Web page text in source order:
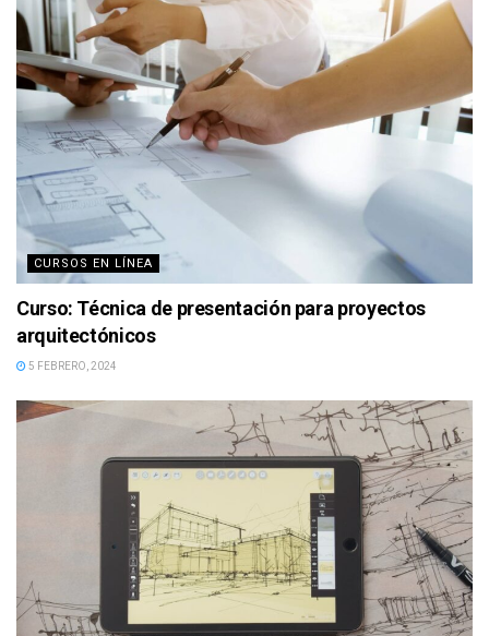
CURSOS EN LÍNEA
Curso: Técnica de presentación para proyectos
arquitectónicos
5 FEBRERO, 2024